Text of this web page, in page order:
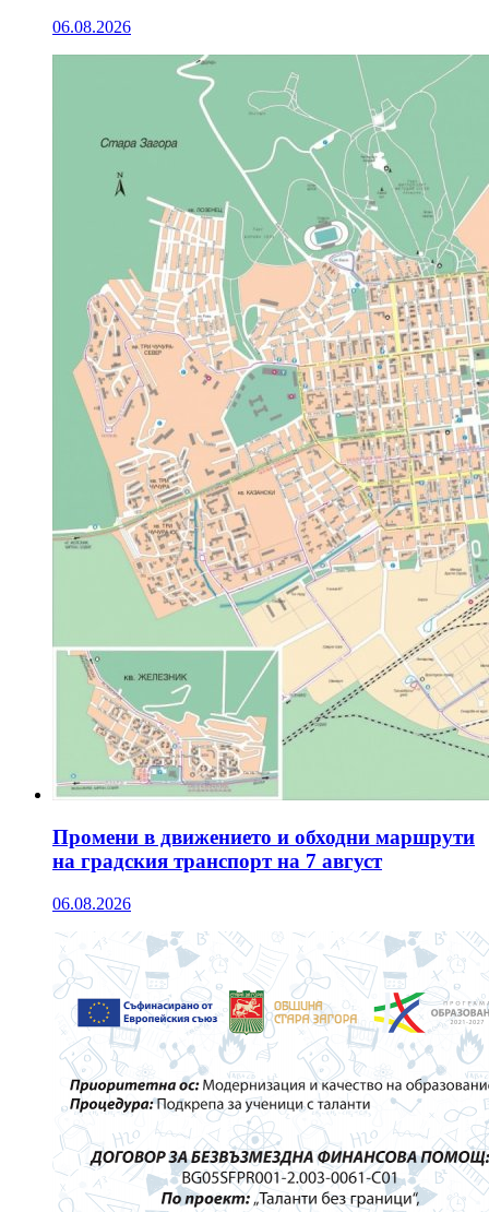
06.08.2026
Промени в движението и обходни маршрути
на градския транспорт на 7 август
06.08.2026